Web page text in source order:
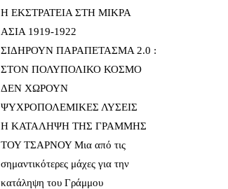
Η ΕΚΣΤΡΑΤΕΙΑ ΣΤΗ ΜΙΚΡΑ
ΑΣΙΑ 1919-1922
ΣΙΔΗΡΟΥΝ ΠΑΡΑΠΕΤΑΣΜΑ 2.0 :
ΣΤΟΝ ΠΟΛΥΠΟΛΙΚΟ ΚΟΣΜΟ
ΔΕΝ ΧΩΡΟΥΝ
ΨΥΧΡΟΠΟΛΕΜΙΚΕΣ ΛΥΣΕΙΣ
Η ΚΑΤΑΛΗΨΗ ΤΗΣ ΓΡΑΜΜΗΣ
ΤΟΥ ΤΣΑΡΝΟΥ Μια από τις
σημαντικότερες μάχες για την
κατάληψη του Γράμμου